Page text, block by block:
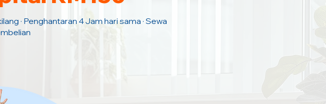
· Penghantaran 4 Jam hari sama · Sewa